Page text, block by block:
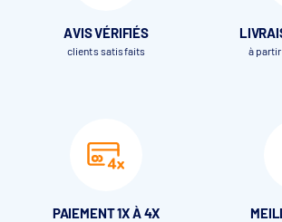
AVIS VÉRIFIÉS
clients satisfaits à
PAIEMENT 1X À 4X